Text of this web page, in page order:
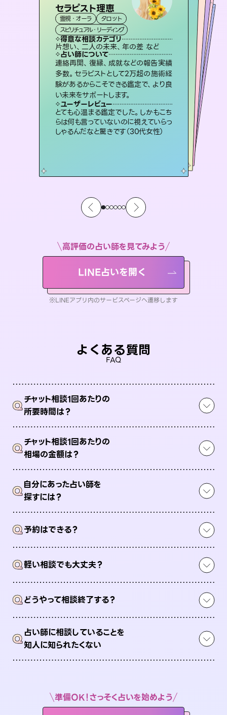
セラピスト理恵
霊視・オーラ
タロット
スピリチュアル・リーディング
得意な相談カテゴリ
片想い、二人の未来、年の差 など
占い師について
連絡再開、復縁、成就などの報告実績
多数。セラピストとして2万超の施術経
験があるからこそできる鑑定で、より良
い未来をサポートします。
ユーザーレビュー
とても心温まる鑑定でした。しかもこち
らは何も言っていないのに視えていらっ
しゃるんだなと驚きです（30代女性）
彗望（すいぼう）
霊視・オーラ 透視
スピリチュアル・リーディング
得意な相談カテゴリ
片想い、あの人の気持ち、復縁 など
占い師について
3,700年以上の歴史を持つ東洋最古の
占術「易占」で詳細まで占い、幸せへ向
かう道筋を示します。厳しい結果にも具
体的な対策をお伝えします。
ユーザーレビュー
複雑な背景もしっかり聞いて鑑定して
いただけました。気持ちが楽になりまし
た（50代 女性）
おう 霊感オラクル
霊視・オーラ
オラクルカード
得意な相談カテゴリ
恋愛総合、あの人の気持ち など
占い師について
霊視×オラクルカードを使って「今」と
「未来」そして「気になるあの人の気持
ち」まで丁寧に読み解き、恋や人生のヒ
ントを優しく引き出します。
ユーザーレビュー
不安な気持ちが嘘みたいに晴れまし
た…！よく視えていらっしゃるんだなと
感じました（40代 女性）
アイリス -iris-
西洋占星術
ルーン
得意な相談カテゴリ
恋愛総合、片想い、二人の未来 など
占い師について
復縁、恋愛、不倫の行方、同性愛や片思い、仕事関係や借金問題まで知りたいことや心の負担になっていることを紐解き、背中をそっと押して導きます。
ユーザーレビュー
安心感のあり、言い切ってくれる所や濁
さない鑑定のおかげで、毎回自分の気
持ちを整えられます（30代 男性）
桃源珠羽
霊視・オーラ
スピリチュアル・リーディング
得意な相談カテゴリ
片想い、あの人の気持ち、復縁 など
占い師について
恋愛のお悩みの中でも特に「曖昧な関
係」の相談を得意としており、友達以上
恋人未満なお相手との今後や本音を丁
寧に読み解き恋愛成就へと導きます。
ユーザーレビュー
鑑定していただいてアドバイス通りに行
動すると仲が復活してきました。ありが
とうございました（40代 女性）
未来視師＊花
霊視・オーラ 心理学
スピリチュアル・リーディング
得意な相談カテゴリ
出逢い、片想い、復縁 など
占い師について
未来には何パターンもの選択肢があり
ます。不安で視えにくくなっているあな
たの素敵な未来を見つけ、その未来を
選択できるようアドバイスします。
ユーザーレビュー
職場の人の性質や人間関係、本心など
本当によく視えていてびっくり。対策が
打てて前向きになれます（40代）
高評価の占い師を見てみよう
LINE占いを開く
※LINEアプリ内のサービスページへ遷移します
よくある質問
FAQ
Qチャット相談1回あたりの
所要時間は？
Qチャット相談1回あたりの
相場の金額は？
Q自分にあった占い師を
探すには？
Q予約はできる？
Q軽い相談でも大丈夫？
Qどうやって相談終了する？
Q占い師に相談していることを
知人に知られたくない
準備OK！さっそく占いを始めよう